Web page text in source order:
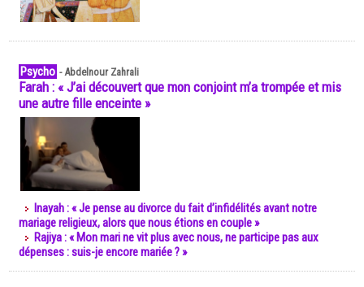
Psycho -Abdelnour Zahrali
Farah : « J’ai découvert que mon conjoint m’a trompée et mis
une autre fille enceinte »
Inayah : « Je pense au divorce du fait d’infidélités avant notre
mariage religieux, alors que nous étions en couple »
Rajiya : « Mon mari ne vit plus avec nous, ne participe pas aux
dépenses : suis-je encore mariée ? »